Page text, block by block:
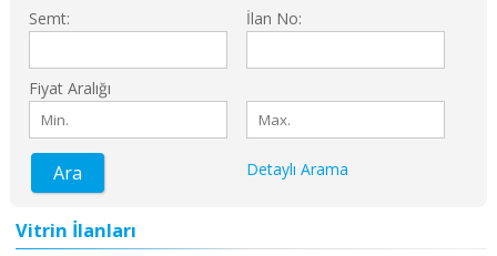
Semt: İlan No:
Fiyat Aralığı
Ara Detaylı Arama
Vitrin İlanları